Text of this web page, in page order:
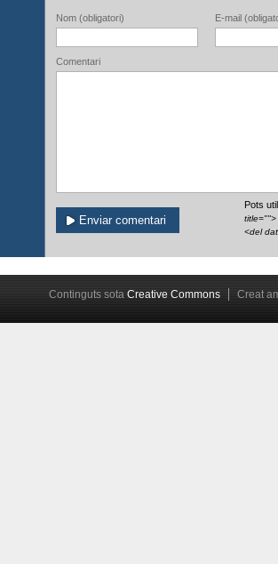
Nom (obligatori) E-mail
Comentari
Pots
<del
Continguts sota Creative Commons Creat